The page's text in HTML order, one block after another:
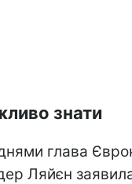
знати
глава
Ляйєн